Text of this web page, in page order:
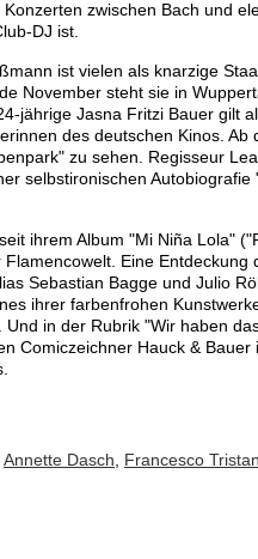
zwischen Bach und
DJ ist.
ist vielen als knarzige
November steht sie in
jährige Jasna Fritzi Bauer gilt
des deutschen Kinos. Ab
zu sehen. Regisseur
selbstironischen Autobiografie
ihrem Album "Mi Niña Lola"
Eine Entdeckung
Sebastian Bagge und Julio
ihrer farbenfrohen
Und in der Rubrik "Wir haben
Comiczeichner Hauck & Bauer
Annette Dasch, Francesco